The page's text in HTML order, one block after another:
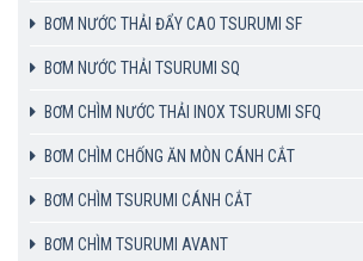
BƠM NƯỚC THẢI ĐẨY CAO TSURUMI SF
BƠM NƯỚC THẢI TSURUMI SQ
BƠM CHÌM NƯỚC THẢI INOX TSURUMI SFQ
BƠM CHÌM CHỐNG ĂN MÒN CÁNH CẮT
BƠM CHÌM TSURUMI CÁNH CẮT
BƠM CHÌM TSURUMI AVANT